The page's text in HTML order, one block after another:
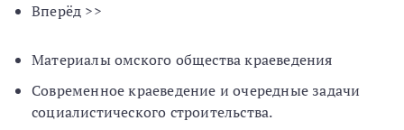
Вперёд >>
Материалы омского общества краеведения
Современное краеведение и очередные задачи
социалистического строительства.